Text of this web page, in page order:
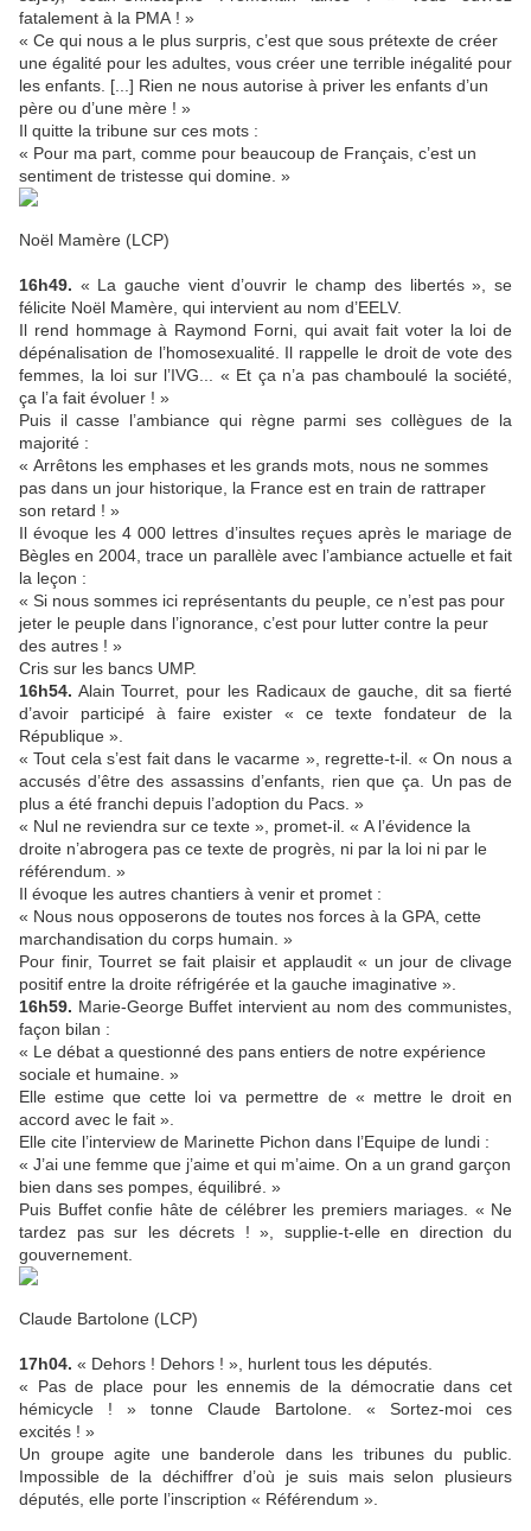
fatalement à la PMA ! »
« Ce qui nous a le plus surpris, c’est que sous prétexte de créer
une égalité pour les adultes, vous créer une terrible inégalité pour
les enfants. [...] Rien ne nous autorise à priver les enfants d’un
père ou d’une mère ! »
Il quitte la tribune sur ces mots :
« Pour ma part, comme pour beaucoup de Français, c’est un
sentiment de tristesse qui domine. »
Noël Mamère (LCP)
16h49. « La gauche vient d’ouvrir le champ des libertés », se
félicite Noël Mamère, qui intervient au nom d’EELV.
Il rend hommage à Raymond Forni, qui avait fait voter la loi de
dépénalisation de l’homosexualité. Il rappelle le droit de vote des
femmes, la loi sur l’IVG... « Et ça n’a pas chamboulé la société,
ça l’a fait évoluer ! »
Puis il casse l’ambiance qui règne parmi ses collègues de la
majorité :
« Arrêtons les emphases et les grands mots, nous ne sommes
pas dans un jour historique, la France est en train de rattraper
son retard ! »
Il évoque les 4 000 lettres d’insultes reçues après le mariage de
Bègles en 2004, trace un parallèle avec l’ambiance actuelle et fait
la leçon :
« Si nous sommes ici représentants du peuple, ce n’est pas pour
jeter le peuple dans l’ignorance, c’est pour lutter contre la peur
des autres ! »
Cris sur les bancs UMP.
16h54. Alain Tourret, pour les Radicaux de gauche, dit sa fierté
d’avoir participé à faire exister « ce texte fondateur de la
République ».
« Tout cela s’est fait dans le vacarme », regrette-t-il. « On nous a
accusés d’être des assassins d’enfants, rien que ça. Un pas de
plus a été franchi depuis l’adoption du Pacs. »
« Nul ne reviendra sur ce texte », promet-il. « A l’évidence la
droite n’abrogera pas ce texte de progrès, ni par la loi ni par le
référendum. »
Il évoque les autres chantiers à venir et promet :
« Nous nous opposerons de toutes nos forces à la GPA, cette
marchandisation du corps humain. »
Pour finir, Tourret se fait plaisir et applaudit « un jour de clivage
positif entre la droite réfrigérée et la gauche imaginative ».
16h59. Marie-George Buffet intervient au nom des communistes,
façon bilan :
« ​Le débat a questionné des pans entiers de notre expérience
sociale et humaine. »
Elle estime que cette loi va permettre de « mettre le droit en
accord avec le fait ».
Elle cite l’interview de Marinette Pichon dans l’Equipe de lundi :
« J’ai une femme que j’aime et qui m’aime. On a un grand garçon
bien dans ses pompes, équilibré. »
Puis Buffet confie hâte de célébrer les premiers mariages. « Ne
tardez pas sur les décrets ! », supplie-t-elle en direction du
gouvernement.
Claude Bartolone (LCP)
17h04. « Dehors ! Dehors ! », hurlent tous les députés.
« Pas de place pour les ennemis de la démocratie dans cet
hémicycle ! » tonne Claude Bartolone. « Sortez-moi ces
excités ! »
Un groupe agite une banderole dans les tribunes du public.
Impossible de la déchiffrer d’où je suis mais selon plusieurs
députés, elle porte l’inscription « Référendum ».